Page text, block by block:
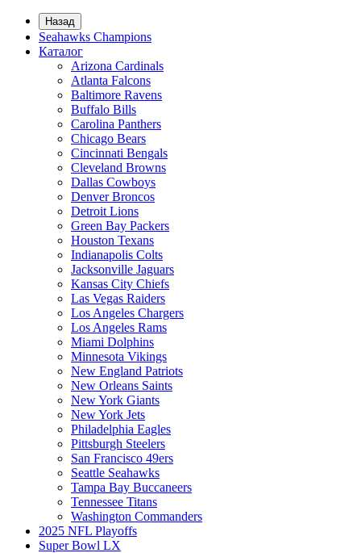
Назад
Seahawks Champions
Каталог
Arizona Cardinals
Atlanta Falcons
Baltimore Ravens
Buffalo Bills
Carolina Panthers
Chicago Bears
Cincinnati Bengals
Cleveland Browns
Dallas Cowboys
Denver Broncos
Detroit Lions
Green Bay Packers
Houston Texans
Indianapolis Colts
Jacksonville Jaguars
Kansas City Chiefs
Las Vegas Raiders
Los Angeles Chargers
Los Angeles Rams
Miami Dolphins
Minnesota Vikings
New England Patriots
New Orleans Saints
New York Giants
New York Jets
Philadelphia Eagles
Pittsburgh Steelers
San Francisco 49ers
Seattle Seahawks
Tampa Bay Buccaneers
Tennessee Titans
Washington Commanders
2025 NFL Playoffs
Super Bowl LX